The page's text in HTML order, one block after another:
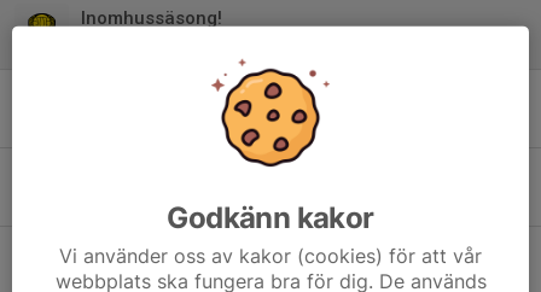
Inomhussäsong!
Avslutning & föräldramatch
0
Intersport cup
29 aug 2025 1
Godkänn kakor
Vi använder oss av kakor (cookies) för att vår
webbplats ska fungera bra för dig. De används